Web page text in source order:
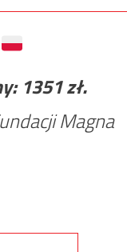
1351zł.
Magna